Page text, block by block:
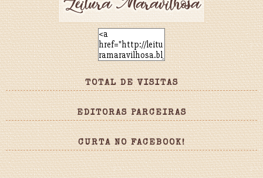
TOTAL DE VISITAS
EDITORAS PARCEIRAS
CURTA NO FACEBOOK!